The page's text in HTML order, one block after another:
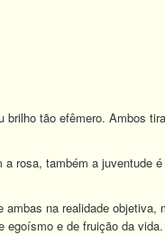
tão efêmero. Ambos
rosa, também a juventude
na realidade objetiva,
egoísmo e de fruição da vida.